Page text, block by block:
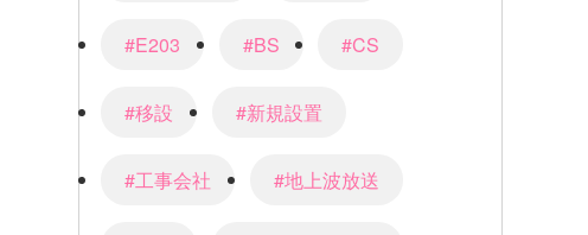
#E203 #BS #CS
#移設 #新規設置
#工事会社 #地上波放送